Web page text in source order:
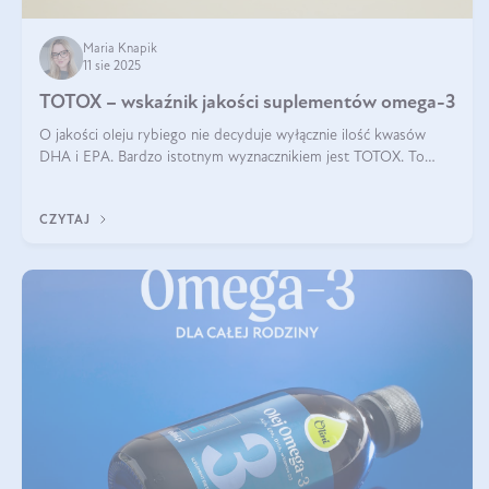
Maria Knapik
11 sie 2025
TOTOX – wskaźnik jakości suplementów omega-3
O jakości oleju rybiego nie decyduje wyłącznie ilość kwasów
DHA i EPA. Bardzo istotnym wyznacznikiem jest TOTOX. To
CZYTAJ